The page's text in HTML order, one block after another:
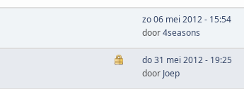
zo 06 mei 2012 - 15:54
door4seasons
do 31 mei 2012 - 19:25
door Joep